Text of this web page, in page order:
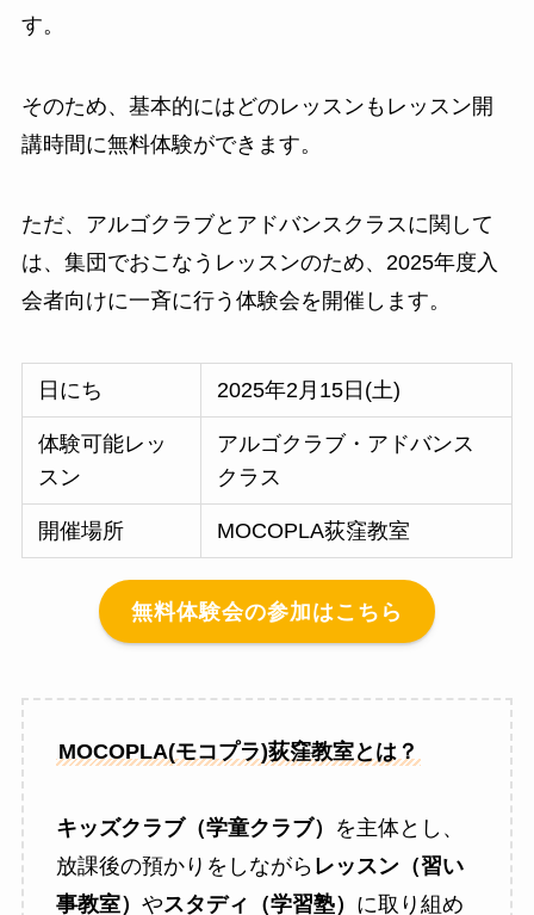
す。
そのため、基本的にはどのレッスンもレッスン開
講時間に無料体験ができます。
ただ、アルゴクラブとアドバンスクラスに関して
は、集団でおこなうレッスンのため、2025年度入
会者向けに一斉に行う体験会を開催します。
日にち 2025年2月15日(土)
体験可能レッ
スン
アルゴクラブ・アドバンス
クラス
開催場所 MOCOPLA荻窪教室
無料体験会の参加はこちら
MOCOPLA(モコプラ)荻窪教室とは？
キッズクラブ（学童クラブ）
を主体とし、
放課後の預かりをしながら レッスン（習い
事教室） やスタディ（学習塾） に取り組め